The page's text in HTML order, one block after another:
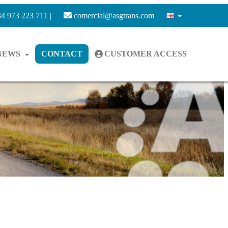
973 223 711 | comercial@asgtrans.com
CONTACT CUSTOMER ACCESS